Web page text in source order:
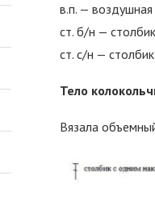
в.п. — воздушная
ст. б/н —
ст. с/н —
Тело
Вязала